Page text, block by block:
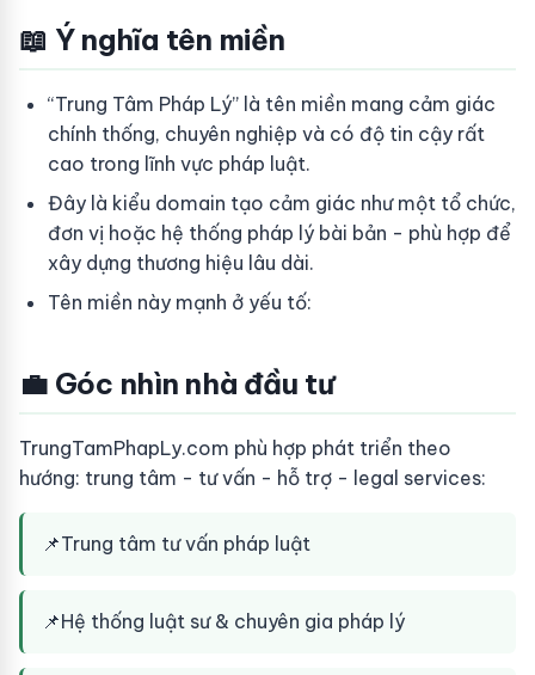
📖 Ý nghĩa tên miền
“Trung Tâm Pháp Lý” là tên miền mang cảm giác
chính thống, chuyên nghiệp và có độ tin cậy rất
cao trong lĩnh vực pháp luật.
Đây là kiểu domain tạo cảm giác như một tổ chức,
đơn vị hoặc hệ thống pháp lý bài bản - phù hợp để
xây dựng thương hiệu lâu dài.
Tên miền này mạnh ở yếu tố:
💼 Góc nhìn nhà đầu tư
TrungTamPhapLy.com phù hợp phát triển theo
hướng: trung tâm - tư vấn - hỗ trợ - legal services:
📌Trung tâm tư vấn pháp luật
📌Hệ thống luật sư & chuyên gia pháp lý